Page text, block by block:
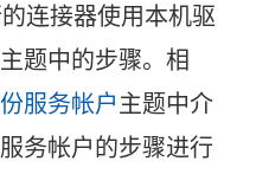
连接器使用本机驱
题中的步骤。相
服务帐户主题中介
务帐户的步骤进行